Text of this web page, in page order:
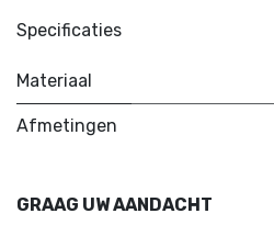
Specificaties
Materiaal
Afmetingen
GRAAG UW AANDACHT